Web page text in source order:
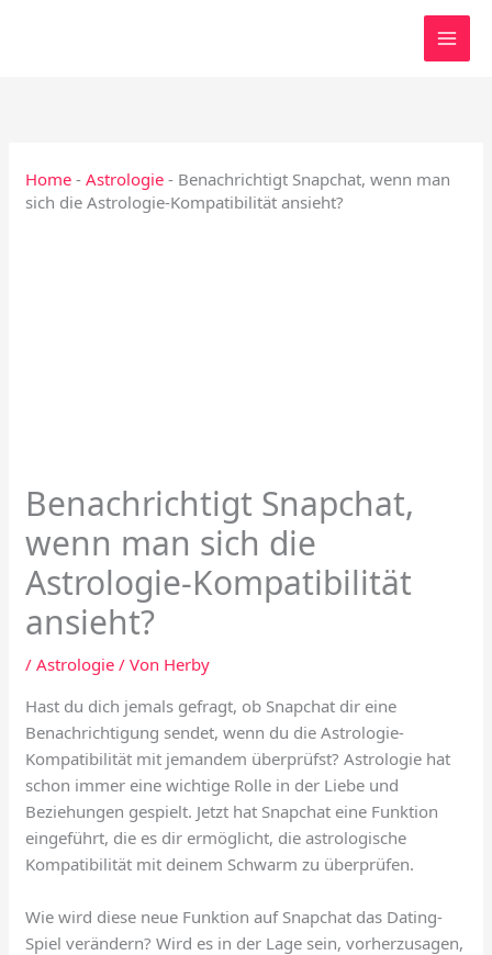
Home -Astrologie - Benachrichtigt Snapchat, wenn man
sich die Astrologie-Kompatibilität ansieht?
Benachrichtigt Snapchat,
wenn man sich die
Astrologie-Kompatibilität
ansieht?
/Astrologie / Von Herby
Hast du dich jemals gefragt, ob Snapchat dir eine
Benachrichtigung sendet, wenn du die Astrologie-
Kompatibilität mit jemandem überprüfst? Astrologie hat
schon immer eine wichtige Rolle in der Liebe und
Beziehungen gespielt. Jetzt hat Snapchat eine Funktion
eingeführt, die es dir ermöglicht, die astrologische
Kompatibilität mit deinem Schwarm zu überprüfen.
Wie wird diese neue Funktion auf Snapchat das Dating-
Spiel verändern? Wird es in der Lage sein, vorherzusagen,